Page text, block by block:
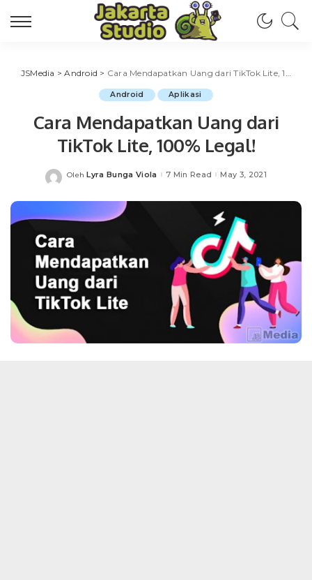
JSMedia >Android > Cara Mendapatkan Uang dari TikTok Lite, 100% Legal!
Android Aplikasi
Cara Mendapatkan Uang dari
TikTok Lite, 100% Legal!
Posted
Oleh Lyra Bunga Viola 7 Min Read May 3, 2021